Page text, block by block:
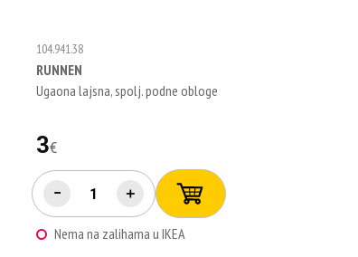
104.941.38
RUNNEN
Ugaona lajsna, spolj. podne obloge
3€
− ＋
Nema na zalihama u IKEA